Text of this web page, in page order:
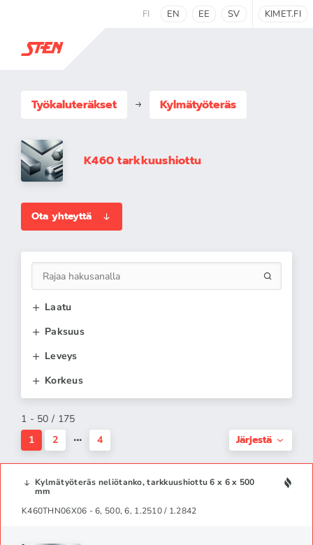
FI EN EE SV KIMET.FI
Työkaluteräkset Kylmätyöteräs
K460 tarkkuushiottu
Ota yhteyttä
Laatu
Paksuus
Leveys
Korkeus
1 - 50 / 175
1
2 4 Järjestä
Kylmätyöteräs neliötanko, tarkkuushiottu 6 x 6 x 500
mm
K460THN06X06 - 6, 500, 6, 1.2510 / 1.2842